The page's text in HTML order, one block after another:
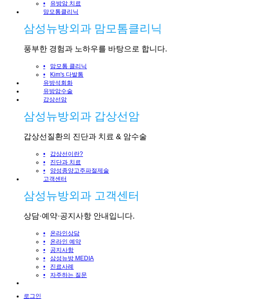
•
유방암 치료
맘모톰클리닉
삼성뉴방외과 맘모톰클리닉
풍부한 경험과 노하우를 바탕으로 합니다.
•
맘모톰 클리닉
•
Kim's 다발톰
유방석회화
유방암수술
갑상선암
삼성뉴방외과 갑상선암
갑상선질환의 진단과 치료 & 암수술
•
갑상선이란?
•
진단과 치료
•
양성종양고주파절제술
고객센터
삼성뉴방외과 고객센터
상담·예약·공지사항 안내입니다.
•
온라인상담
•
온라인 예약
•
공지사항
•
삼성뉴방 MEDIA
•
진료사례
•
자주하는 질문
로그인